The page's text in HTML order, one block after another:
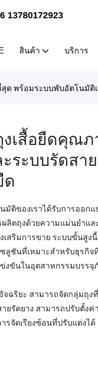
13780172923
สินค้า บริการ
ด พร้อมระบบพับอัตโนมัติ
งเสื้อยืดคุณ
ระบบรัดสา
ด
นมัติของเราได้รับการอ
ลิตถุงด้วยความแม่นยำแล
เสริมการขาย ระบบขั้นสู
ลูชันที่เหมาะสำหรับธุรกิ
งขันในอุตสาหกรรมบรรจุ
จฉริยะ สามารถจัดกลุ่มถุ
รัดยาง สามารถปรับตั้งค่
รจัดเรียงซ้อนที่ปรับแต่งไ